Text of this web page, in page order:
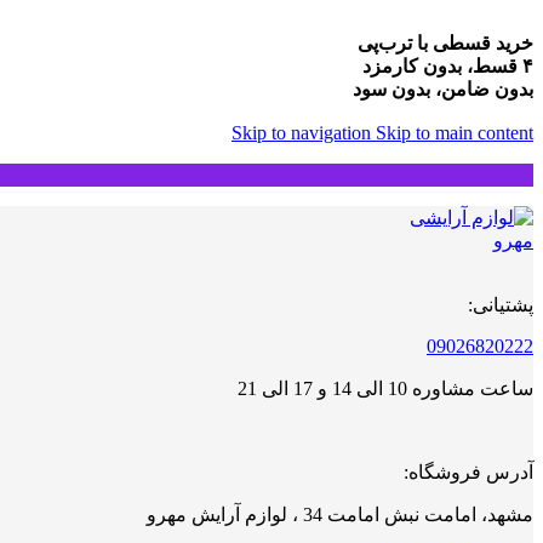
خرید قسطی با ترب‌پی
۴ قسط، بدون کارمزد
بدون ضامن، بدون سود
Skip to navigation Skip to main content
پشتیانی:
09026820222
ساعت مشاوره 10 الی 14 و 17 الی 21
آدرس فروشگاه:
مشهد، امامت نبش امامت 34 ، لوازم آرایش مهرو